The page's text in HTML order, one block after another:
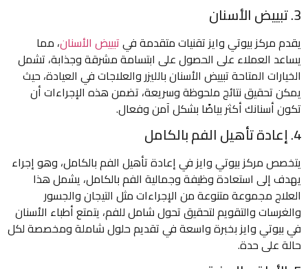
3. تبييض الأسنان
يقدم مركز بيوتي وايز تقنيات متقدمة فيتبييض الأسنان، مما
يساعد العملاء على الحصول على ابتسامة مشرقة وجذابة، تشمل
الخيارات المتاحة تبييض الأسنان بالليزر والعلاجات في العيادة، حيث
يمكن تحقيق نتائج ملحوظة وسريعة، تضمن هذه الإجراءات أن
تكون أسنانك أكثر بياضًا بشكل آمن وفعال.
4. إعادة تأهيل الفم بالكامل
يتخصص مركز بيوتي وايز في إعادة تأهيل الفم بالكامل، وهو إجراء
يهدف إلى استعادة وظيفة وجمالية الفم بالكامل، يشمل هذا
العلاج مجموعة متنوعة من الإجراءات مثل التيجان والجسور
والغرسات والتقويم لتحقيق تحول شامل للفم، يتمتع أطباء الأسنان
في بيوتي وايز بخبرة واسعة في تقديم حلول شاملة ومخصصة لكل
حالة على حدة.